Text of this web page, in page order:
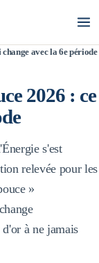
avec la 6e période
2026 : ce
s'est
relevée pour les
»
à ne jamais